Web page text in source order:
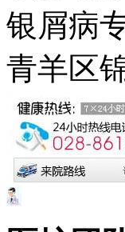
银屑病
青羊区